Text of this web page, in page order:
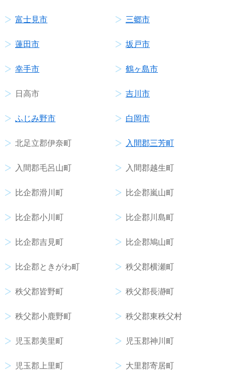
富士見市 三郷市
蓮田市 坂戸市
幸手市 鶴ヶ島市
日高市 吉川市
ふじみ野市 白岡市
北足立郡伊奈町 入間郡三芳町
入間郡毛呂山町 入間郡越生町
比企郡滑川町 比企郡嵐山町
比企郡小川町 比企郡川島町
比企郡吉見町 比企郡鳩山町
比企郡ときがわ町 秩父郡横瀬町
秩父郡皆野町 秩父郡長瀞町
秩父郡小鹿野町 秩父郡東秩父村
児玉郡美里町 児玉郡神川町
児玉郡上里町 大里郡寄居町